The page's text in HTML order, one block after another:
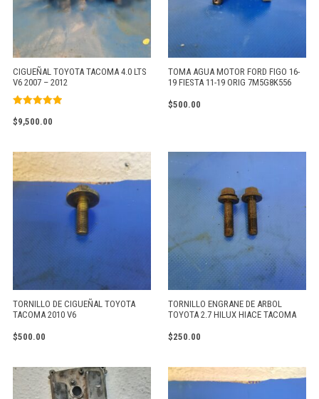
CIGUEÑAL TOYOTA TACOMA 4.0 LTS
V6 2007 – 2012
con
$9,500.00
TOMA AGUA MOTOR FORD FIGO 16-
19 FIESTA 11-19 ORIG 7M5G8K556
$500.00
TORNILLO DE CIGUEÑAL TOYOTA
TACOMA 2010 V6
$500.00
TORNILLO ENGRANE DE ARBOL
TOYOTA 2.7 HILUX HIACE TACOMA
$250.00